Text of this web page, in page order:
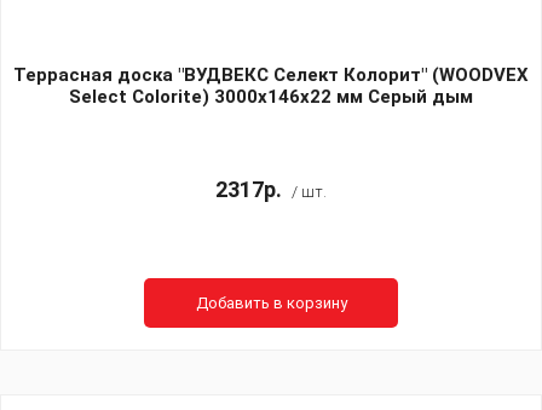
Террасная доска "ВУДВЕКС Селект Колорит" (WOODVEX
Select Colorite) 3000х146х22 мм Серый дым
2317р. / шт.
Добавить в корзину